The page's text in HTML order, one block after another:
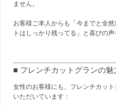
ません。
お客様ご本人からも「今までと全
トはしっかり残ってる」と喜びの声
■ フレンチカットグランの魅
女性のお客様にも、フレンチカッ
いただいています：